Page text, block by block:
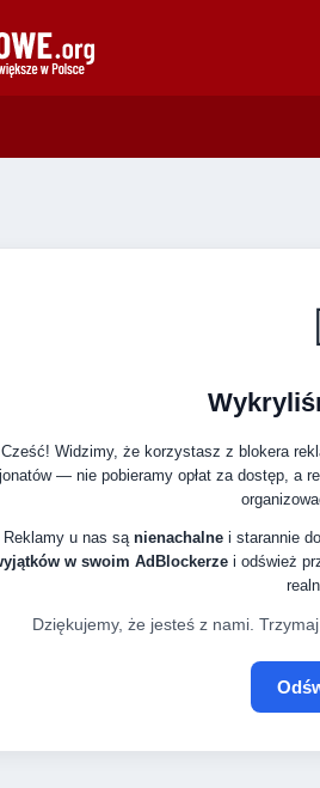
Cześć! Widzimy, że korzystasz z blokera
— nie pobieramy opłat za dostęp, a
Reklamy u nas są nienachalnei starannie
w swoim AdBlockerzei odśwież
Dziękujemy, że jesteś z nami.